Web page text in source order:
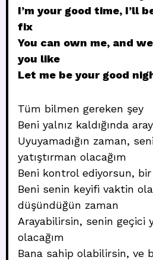
I’m your good time, I’ll
fix
You can own me, and
you like
Let me be your good
Tüm bilmen gereken şey
Beni yalnız kaldığında
Uyuyamadığın zaman,
yatıştırman olacağım
Beni kontrol ediyorsun,
Beni senin keyifi vaktin
düşündüğün zaman
Arayabilirsin, senin geçici
olacağım
Bana sahip olabilirsin, ve